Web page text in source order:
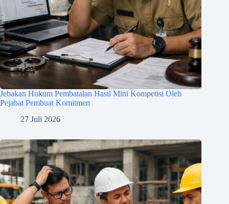
Jebakan Hukum Pembatalan Hasil Mini Kompetisi Oleh
Pejabat Pembuat Komitmen
27 Juli 2026